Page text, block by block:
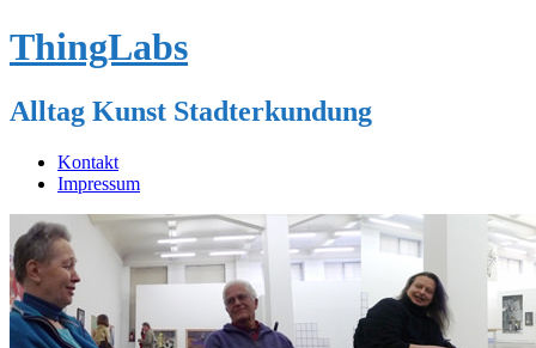
ThingLabs
Alltag Kunst Stadterkundung
Kontakt
Impressum